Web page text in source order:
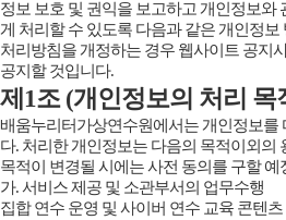
정보 보호 및 권익을 보고하고 개인정보와
게 처리할 수 있도록 다음과 같은 개인정
처리방침을 개정하는 경우 웹사이트 공지
공지할 것입니다.
제1조 (개인정보의 처리 목
배움누리터가상연수원에서는 개인정보를
다. 처리한 개인정보는 다음의 목적이외의
목적이 변경될 시에는 사전 동의를 구할 예
가. 서비스 제공 및 소관부서의 업무수행
집합 연수 운영 및 사이버 연수 교육 콘텐